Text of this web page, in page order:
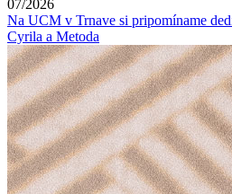
07/2026
Na UCM v Trnave si pripomíname
Cyrila a Metoda